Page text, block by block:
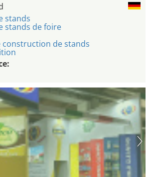
stands
stands de foire
de stands